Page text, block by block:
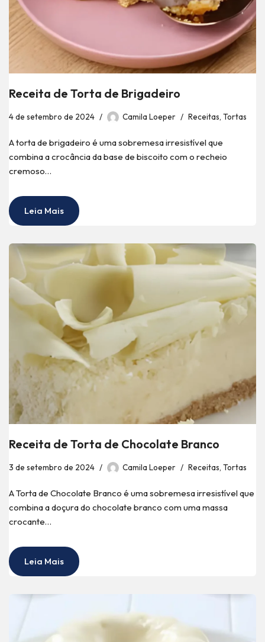
Receita de Torta de Brigadeiro
4 de setembro de 2024 Camila Loeper Receitas, Tortas
A torta de brigadeiro é uma sobremesa irresistível que
combina a crocância da base de biscoito com o recheio
cremoso…
Leia Mais
Receita de Torta de Chocolate Branco
3 de setembro de 2024 Camila Loeper Receitas, Tortas
A Torta de Chocolate Branco é uma sobremesa irresistível que
combina a doçura do chocolate branco com uma massa
crocante…
Leia Mais